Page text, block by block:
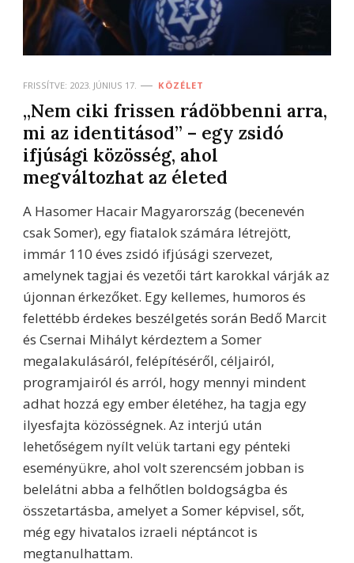
FRISSÍTVE: 2023. JÚNIUS 17. KÖZÉLET
„Nem ciki frissen rádöbbenni arra,
mi az identitásod” – egy zsidó
ifjúsági közösség, ahol
megváltozhat az életed
A Hasomer Hacair Magyarország (becenevén
csak Somer), egy fiatalok számára létrejött,
immár 110 éves zsidó ifjúsági szervezet,
amelynek tagjai és vezetői tárt karokkal várják az
újonnan érkezőket. Egy kellemes, humoros és
felettébb érdekes beszélgetés során Bedő Marcit
és Csernai Mihályt kérdeztem a Somer
megalakulásáról, felépítéséről, céljairól,
programjairól és arról, hogy mennyi mindent
adhat hozzá egy ember életéhez, ha tagja egy
ilyesfajta közösségnek. Az interjú után
lehetőségem nyílt velük tartani egy pénteki
eseményükre, ahol volt szerencsém jobban is
belelátni abba a felhőtlen boldogságba és
összetartásba, amelyet a Somer képvisel, sőt,
még egy hivatalos izraeli néptáncot is
megtanulhattam.